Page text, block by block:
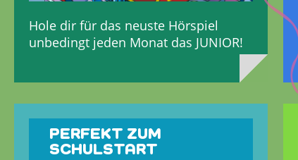
Hole dir für das neuste Hörspiel
unbedingt jeden Monat das JUNIOR!
PERFEKT ZUM
SCHULSTART